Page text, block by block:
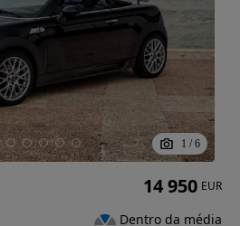
1 / 6
14 950 EUR
Dentro da média